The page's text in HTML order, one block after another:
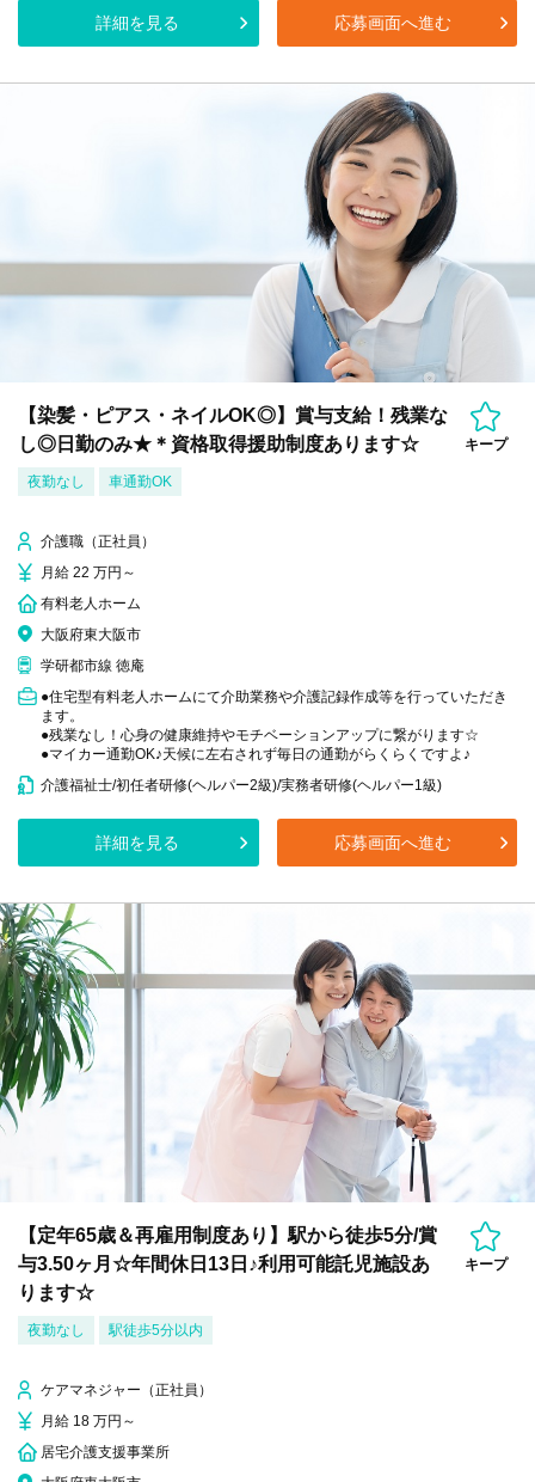
詳細を見る 応募画面へ進む
【染髪・ピアス・ネイルOK◎】賞与支給！残業な
し◎日勤のみ★＊資格取得援助制度あります☆
キープ
夜勤なし 車通勤OK
介護職（正社員）
月給 22 万円～
有料老人ホーム
大阪府東大阪市
学研都市線 徳庵
●住宅型有料老人ホームにて介助業務や介護記録作成等を行っていただき
ます。
●残業なし！心身の健康維持やモチベーションアップに繋がります☆
●マイカー通勤OK♪天候に左右されず毎日の通勤がらくらくですよ♪
介護福祉士/初任者研修(ヘルパー2級)/実務者研修(ヘルパー1級)
詳細を見る 応募画面へ進む
【定年65歳＆再雇用制度あり】駅から徒歩5分/賞
与3.50ヶ月☆年間休日13日♪利用可能託児施設あ
ります☆
キープ
夜勤なし 駅徒歩5分以内
ケアマネジャー（正社員）
月給 18 万円～
居宅介護支援事業所